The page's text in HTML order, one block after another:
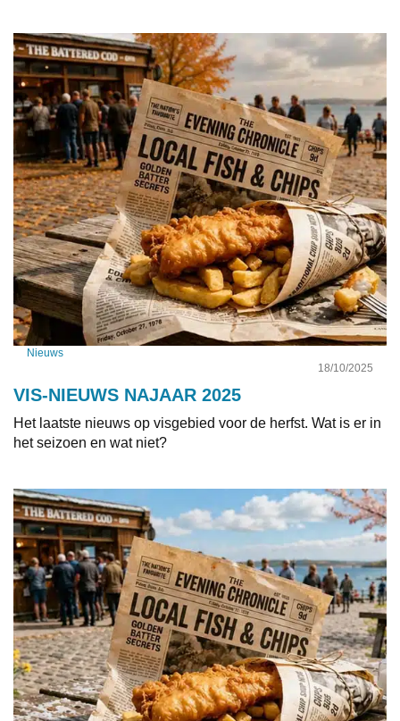
Nieuws
18/10/2025
VIS-NIEUWS NAJAAR 2025
Het laatste nieuws op visgebied voor de herfst. Wat is er in
het seizoen en wat niet?